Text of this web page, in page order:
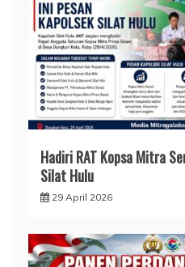
Hadiri RAT Kopsa Mitra
Silat Hulu
29 April 2026